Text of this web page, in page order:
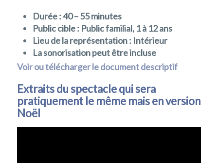
Durée : 40 – 55 minutes
Public cible : Public familial, 1 à 12 ans
Lieu de la représentation : Intérieur
La sonorisation peut être incluse
Voir ou télécharger le document descriptif
Extraits du spectacle qui sera
pratiquement le même mais en version
Noël